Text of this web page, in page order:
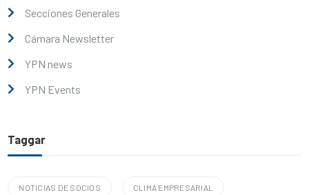
Secciones Generales
Cámara Newsletter
YPN news
YPN Events
Taggar
NOTICIAS DE SOCIOS CLIMA EMPRESARIAL